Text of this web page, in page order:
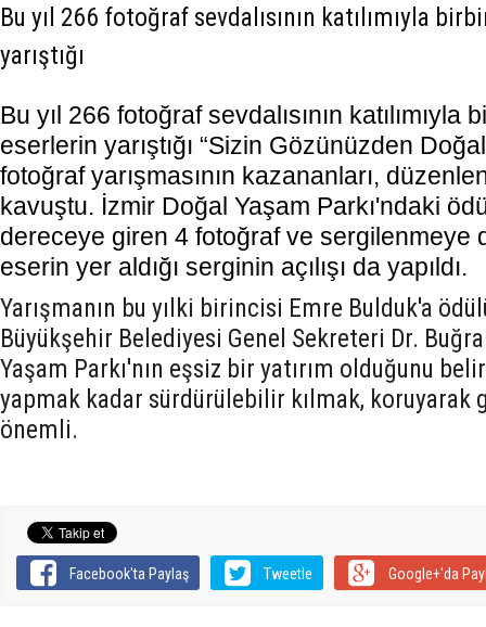
Bu yıl 266 fotoğraf sevdalısının katılımıyla
yarıştığı
Bu yıl 266 fotoğraf sevdalısının katılımıyla
eserlerin yarıştığı “Sizin Gözünüzden
fotoğraf yarışmasının kazananları,
kavuştu. İzmir Doğal Yaşam Parkı'ndaki
dereceye giren 4 fotoğraf ve sergilenmeye
eserin yer aldığı serginin açılışı da yapıldı.
Yarışmanın bu yılki birincisi Emre Bulduk'a
Büyükşehir Belediyesi Genel Sekreteri Dr.
Yaşam Parkı'nın eşsiz bir yatırım olduğunu
yapmak kadar sürdürülebilir kılmak, koruyarak
önemli.
Facebook'ta Paylaş Tweetle Google+'da